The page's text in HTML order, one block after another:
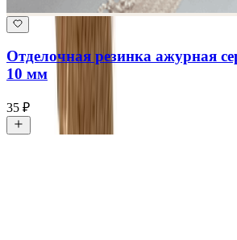
Отделочная резинка ажурная
10 мм
35 ₽